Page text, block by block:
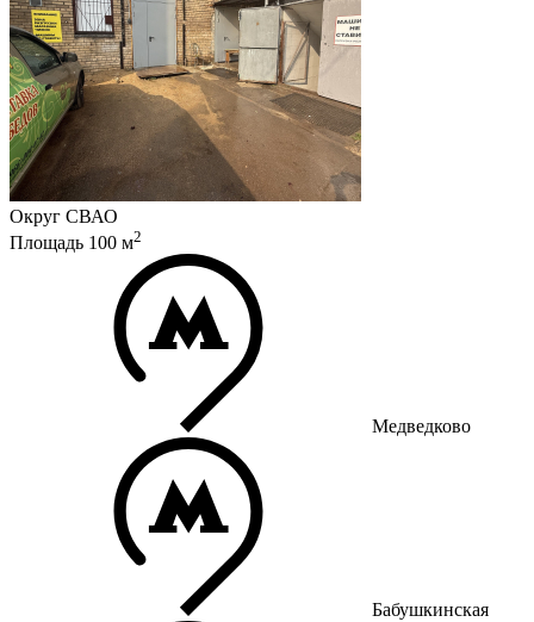
Округ СВАО
Площадь 100 м2
Медведково
Бабушкинская